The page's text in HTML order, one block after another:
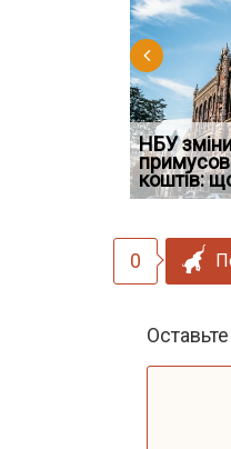
НБУ
коштів:
Водії
дії
0